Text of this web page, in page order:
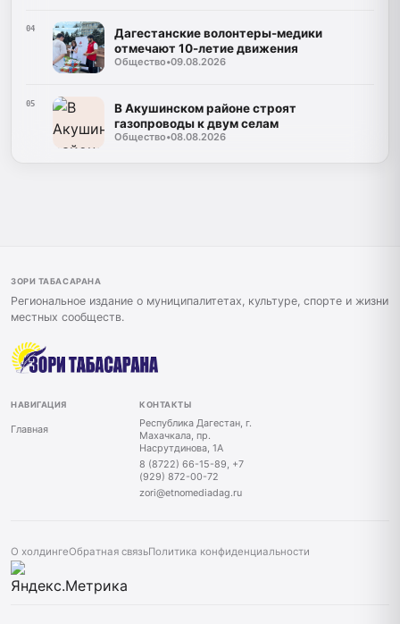
04
Дагестанские волонтеры-медики
отмечают 10-летие движения
Общество•09.08.2026
05
В Акушинском районе строят
газопроводы к двум селам
Общество•08.08.2026
ЗОРИ ТАБАСАРАНА
Региональное издание о муниципалитетах, культуре, спорте и жизни
местных сообществ.
НАВИГАЦИЯ
Главная
КОНТАКТЫ
Республика Дагестан, г.
Махачкала, пр.
Насрутдинова, 1А
8 (8722) 66-15-89, +7
(929) 872-00-72
zori@etnomediadag.ru
О холдингеОбратная связьПолитика конфиденциальности